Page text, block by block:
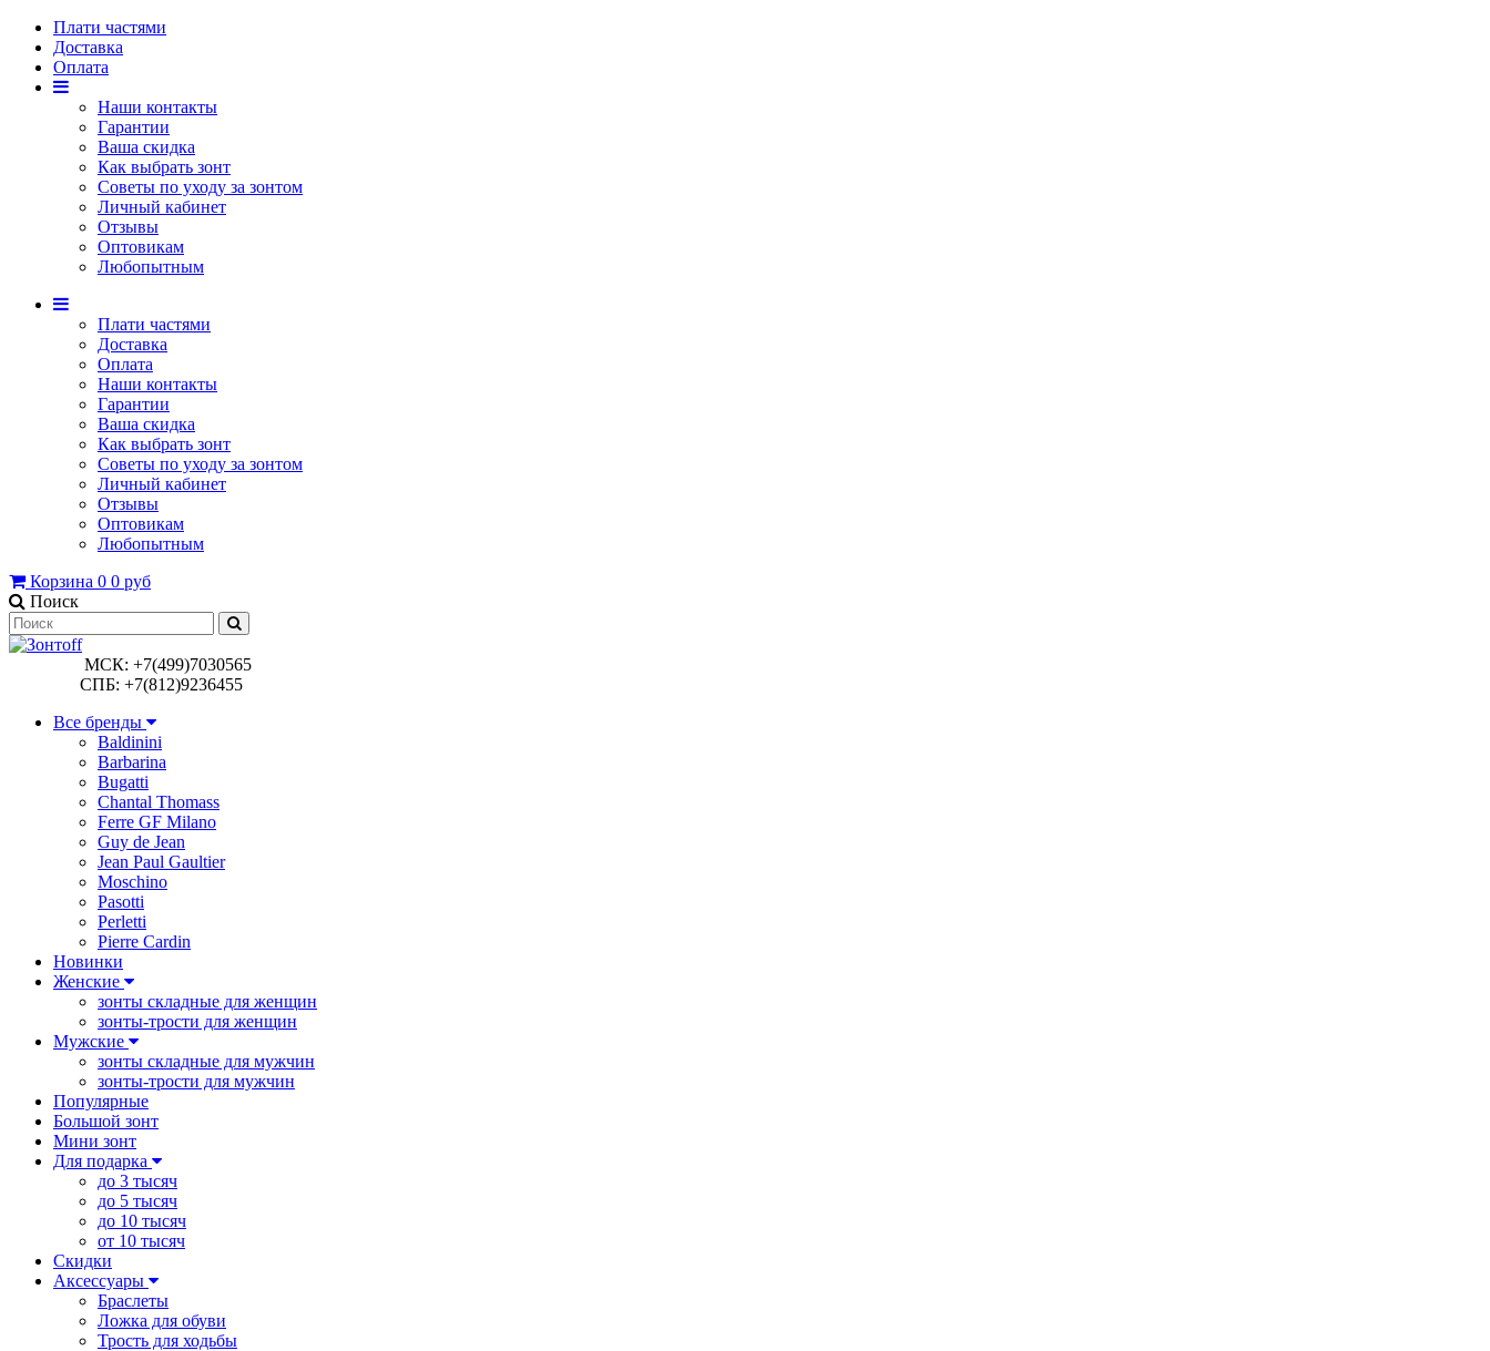
Плати частями
Доставка
Оплата
Наши контакты
Гарантии
Ваша скидка
Как выбрать зонт
Советы по уходу за зонтом
Личный кабинет
Отзывы
Оптовикам
Любопытным
Плати частями
Доставка
Оплата
Наши контакты
Гарантии
Ваша скидка
Как выбрать зонт
Советы по уходу за зонтом
Личный кабинет
Отзывы
Оптовикам
Любопытным
Корзина 0 0 руб
Поиск
МСК: +7(499)7030565
СПБ: +7(812)9236455
Все бренды
Baldinini
Barbarina
Bugatti
Chantal Thomass
Ferre GF Milano
Guy de Jean
Jean Paul Gaultier
Moschino
Pasotti
Perletti
Pierre Cardin
Новинки
Женские
зонты складные для женщин
зонты-трости для женщин
Мужские
зонты складные для мужчин
зонты-трости для мужчин
Популярные
Большой зонт
Мини зонт
Для подарка
до 3 тысяч
до 5 тысяч
до 10 тысяч
от 10 тысяч
Скидки
Аксессуары
Браслеты
Ложка для обуви
Трость для ходьбы